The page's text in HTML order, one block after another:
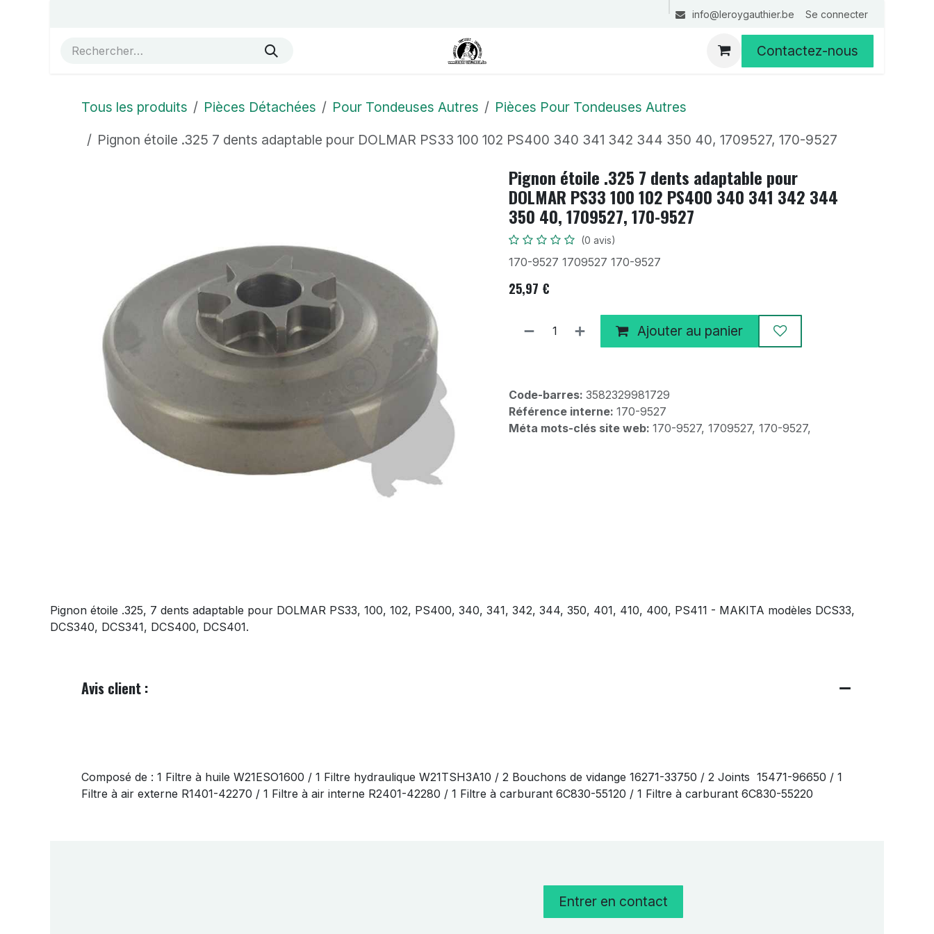
info@leroygauthier.be Se connecter
Contactez-nous
Tous les produits Pièces Détachées Pour Tondeuses Autres
Pièces Pour Tondeuses Autres
Pignon étoile .325 7 dents adaptable pour DOLMAR PS33 100 102 PS400 340 341 342 344 350 40, 1709527, 170-9527
Pignon étoile .325 7 dents adaptable pour
DOLMAR PS33 100 102 PS400 340 341 342 344
350 40, 1709527, 170-9527
(0 avis)
170-9527 1709527 170-9527
25,97 €
Ajouter au panier
Code-barres: 3582329981729
Référence interne: 170-9527
Méta mots-clés site web: 170-9527, 1709527, 170-9527,
Pignon étoile .325, 7 dents adaptable pour DOLMAR PS33, 100, 102, PS400, 340, 341, 342, 344, 350, 401, 410, 400, PS411 - MAKITA modèles DCS33,
DCS340, DCS341, DCS400, DCS401.
Avis client :
Composé de : 1 Filtre à huile W21ESO1600 / 1 Filtre hydraulique W21TSH3A10 / 2 Bouchons de vidange 16271-33750 / 2 Joints 15471-96650 / 1
Filtre à air externe R1401-42270 / 1 Filtre à air interne R2401-42280 / 1 Filtre à carburant 6C830-55120 / 1 Filtre à carburant 6C830-55220
Entrer en contact